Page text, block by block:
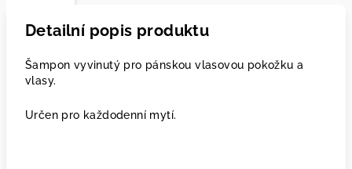
Detailní popis produktu
Šampon vyvinutý pro pánskou vlasovou pokožku a
vlasy.
Určen pro každodenní mytí.